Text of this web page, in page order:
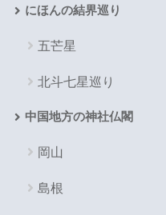
にほんの結界巡り
五芒星
北斗七星巡り
中国地方の神社仏閣
岡山
島根